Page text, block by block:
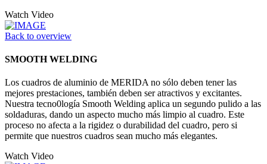
Watch Video
Back to overview
SMOOTH WELDING
Los cuadros de aluminio de MERIDA no sólo deben tener las
mejores prestaciones, también deben ser atractivos y excitantes.
Nuestra tecno0logía Smooth Welding aplica un segundo pulido a las
soldaduras, dando un aspecto mucho más limpio al cuadro. Este
proceso no afecta a la rigidez o durabilidad del cuadro, pero si
permite que nuestros cuadros sean mucho más elegantes.
Watch Video